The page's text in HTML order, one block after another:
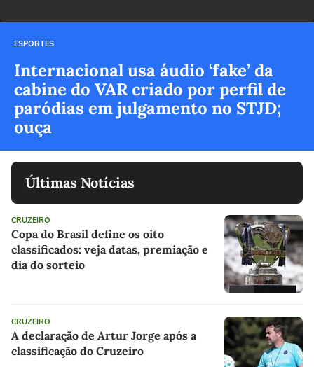
ESPORTES
Internacional usa áudio ‘fake’ da
cabine do VAR criado por perfil de
paródias em julgamento no STJD;
ouça
Últimas Notícias
CRUZEIRO
Copa do Brasil define os oito
classificados: veja datas, premiação e
dia do sorteio
CRUZEIRO
A declaração de Artur Jorge após a
classificação do Cruzeiro